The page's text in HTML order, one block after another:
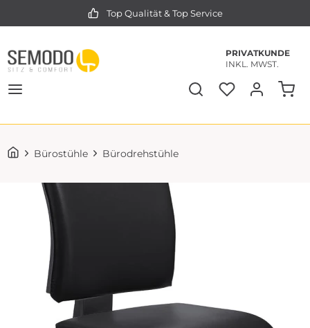
Top Qualität & Top Service
PRIVATKUNDE
INKL. MWST.
Bürostühle Bürodrehstühle